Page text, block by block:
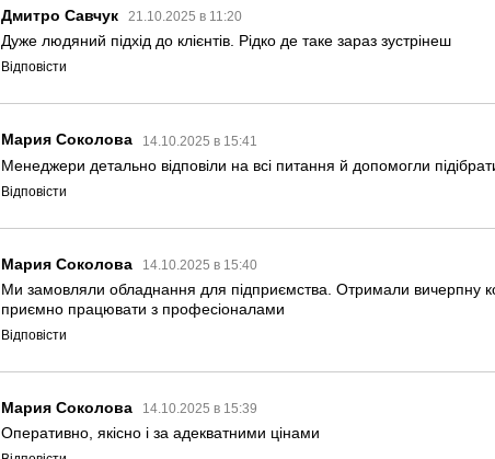
Дмитро Савчук 21.10.2025 в 11:20
Дуже людяний підхід до клієнтів. Рідко де таке зараз зустрінеш
Відповісти
Мария Соколова 14.10.2025 в 15:41
Менеджери детально відповіли на всі питання й допомогли
Відповісти
Мария Соколова 14.10.2025 в 15:40
Ми замовляли обладнання для підприємства. Отримали вичерпну
приємно працювати з професіоналами
Відповісти
Мария Соколова 14.10.2025 в 15:39
Оперативно, якісно і за адекватними цінами